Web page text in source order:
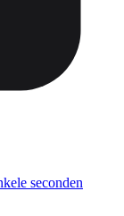
seconden